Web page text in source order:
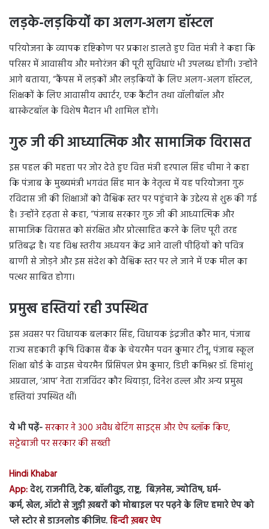
लड़के-लड़कियों का अलग-अलग हॉस्टल
परियोजना के व्यापक दृष्टिकोण पर प्रकाश डालते हुए वित्त मंत्री ने कहा कि
परिसर में आवासीय और मनोरंजन की पूरी सुविधाएं भी उपलब्ध होंगी। उन्होंने
आगे बताया, “कैंपस में लड़कों और लड़कियों के लिए अलग-अलग हॉस्टल,
शिक्षकों के लिए आवासीय क्वार्टर, एक कैंटीन तथा वॉलीबॉल और
बास्केटबॉल के विशेष मैदान भी शामिल होंगे।
गुरु जी की आध्यात्मिक और सामाजिक विरासत
इस पहल की महत्ता पर जोर देते हुए वित्त मंत्री हरपाल सिंह चीमा ने कहा
कि पंजाब के मुख्यमंत्री भगवंत सिंह मान के नेतृत्व में यह परियोजना गुरु
रविदास जी की शिक्षाओं को वैश्विक स्तर पर पहुंचाने के उद्देश्य से शुरू की गई
है। उन्होंने दृढ़ता से कहा, “पंजाब सरकार गुरु जी की आध्यात्मिक और
सामाजिक विरासत को संरक्षित और प्रोत्साहित करने के लिए पूरी तरह
प्रतिबद्ध है। यह विश्व स्तरीय अध्ययन केंद्र आने वाली पीढ़ियों को पवित्र
बाणी से जोड़ने और इस संदेश को वैश्विक स्तर पर ले जाने में एक मील का
पत्थर साबित होगा।
प्रमुख हस्तियां रही उपस्थित
इस अवसर पर विधायक बलकार सिंह, विधायक इंद्रजीत कौर मान, पंजाब
राज्य सहकारी कृषि विकास बैंक के चेयरमैन पवन कुमार टीनू, पंजाब स्कूल
शिक्षा बोर्ड के वाइस चेयरमैन प्रिंसिपल प्रेम कुमार, डिप्टी कमिश्नर डॉ. हिमांशु
अग्रवाल, ‘आप’ नेता राजविंदर कौर थियाड़ा, दिनेश ढल्ल और अन्य प्रमुख
हस्तियां उपस्थित थीं।
ये भी पढ़ें-सरकार ने 300 अवैध बेटिंग साइट्स और ऐप ब्लॉक किए,
सट्टेबाजी पर सरकार की सख्ती
Hindi Khabar
App:देश, राजनीति, टेक, बॉलीवुड, राष्ट्र, बिज़नेस, ज्योतिष, धर्म-
कर्म, खेल, ऑटो से जुड़ी ख़बरों को मोबाइल पर पढ़ने के लिए हमारे ऐप को
प्ले स्टोर से डाउनलोड कीजिए.हिन्दी ख़बर ऐप